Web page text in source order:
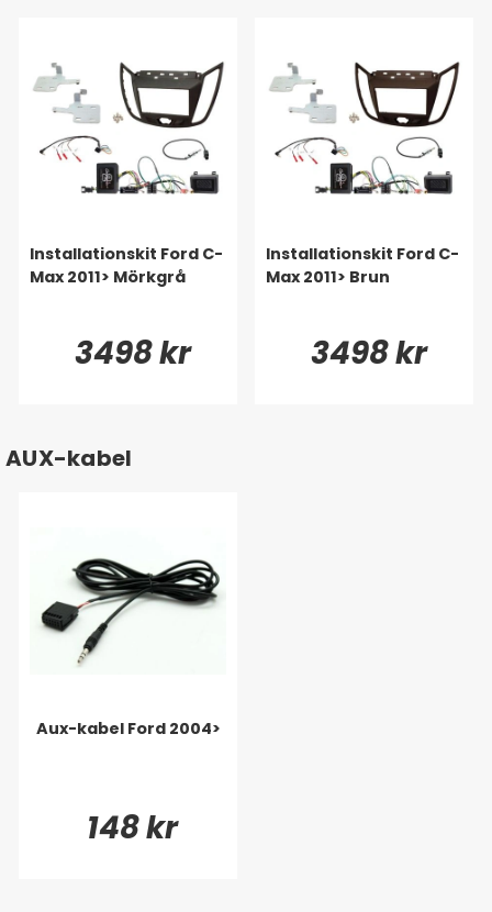
Installationskit Ford C-
Max 2011> Mörkgrå
3498 kr
Installationskit Ford C-
Max 2011> Brun
3498 kr
AUX-kabel
Aux-kabel Ford 2004>
148 kr